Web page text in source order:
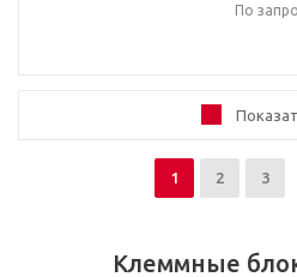
По
1 2 3
Клеммные